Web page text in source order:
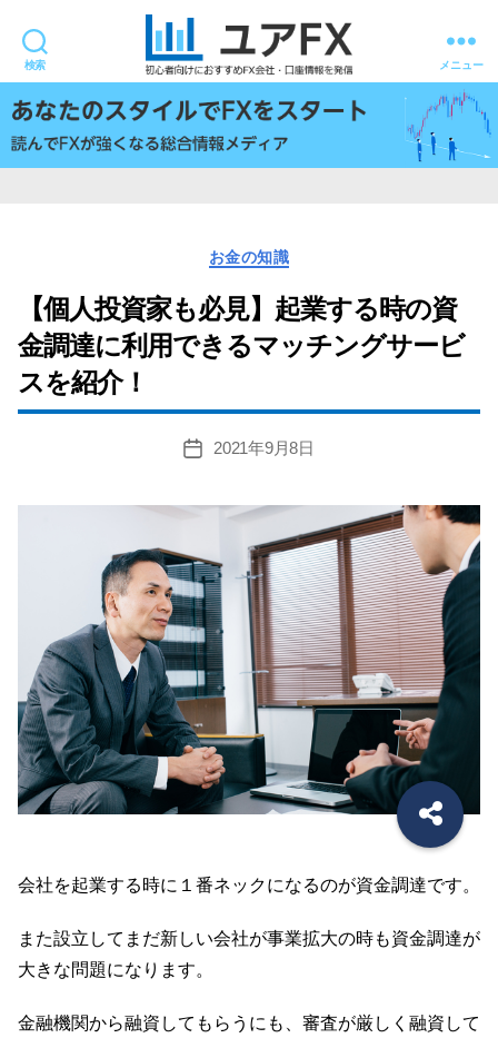
検索
ユ
ア
FX
メニュー
カ
テ
ゴ
リ
ー
お金の知識
【個人投資家も必見】起業する時の資
金調達に利用できるマッチングサービ
スを紹介！
投
2021年9月8日
会社を起業する時に１番ネックになるのが資金調達です。
また設立してまだ新しい会社が事業拡大の時も資金調達が
大きな問題になります。
金融機関から融資してもらうにも、審査が厳しく融資して